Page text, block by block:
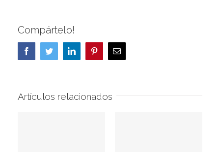
Compártelo!
FacebookTwitterLinkedInPinterestCorreo
electrónico
Artículos relacionados